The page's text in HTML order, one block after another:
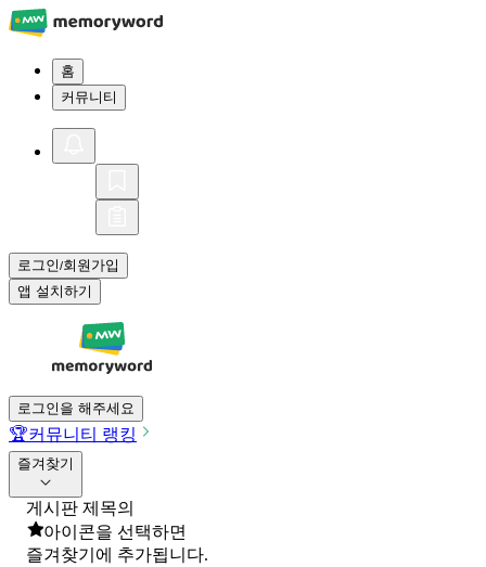
홈
커뮤니티
로그인/회원가입
앱 설치하기
로그인을 해주세요
🏆커뮤니티 랭킹
즐겨찾기
게시판 제목의
아이콘을 선택하면
즐겨찾기에 추가됩니다.